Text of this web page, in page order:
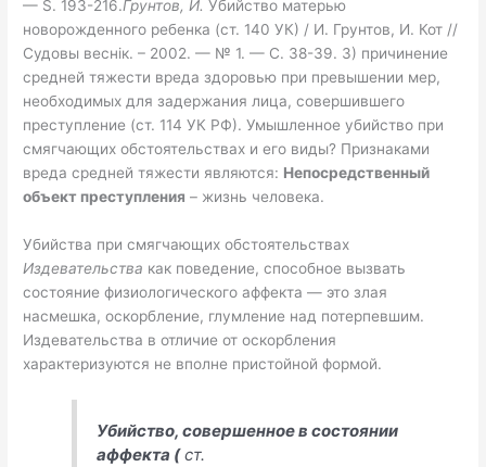
— S. 193-216.Грунтов, И. Убийство матерью
новорожденного ребенка (ст. 140 УК) / И. Грунтов, И. Кот //
Судовы веснiк. – 2002. — № 1. — С. 38-39. 3) причинение
средней тяжести вреда здоровью при превышении мер,
необходимых для задержания лица, совершившего
преступление (ст. 114 УК РФ). Умышленное убийство при
смягчающих обстоятельствах и его виды? Признаками
вреда средней тяжести являются: Непосредственный
объект преступления – жизнь человека.
Убийства при смягчающих обстоятельствах
Издевательства как поведение, способное вызвать
состояние физиологического аффекта — это злая
насмешка, оскорбление, глумление над потерпевшим.
Издевательства в отличие от оскорбления
характеризуются не вполне пристойной формой.
Убийство, совершенное в состоянии
аффекта (ст.